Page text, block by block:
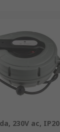
230V ac, IP20